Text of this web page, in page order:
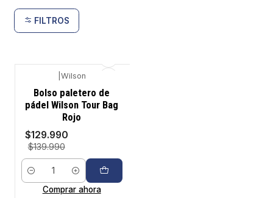
FILTROS
-7%
Wilson
Bolso paletero de
pádel Wilson Tour Bag
Rojo
$129.990
$139.990
Cantidad
Comprar ahora